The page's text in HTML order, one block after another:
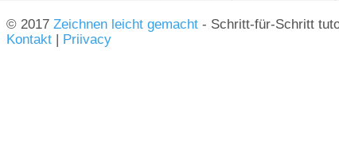
© 2017 Zeichnen leicht gemacht - Schritt-für-Schritt
Kontakt | Priivacy